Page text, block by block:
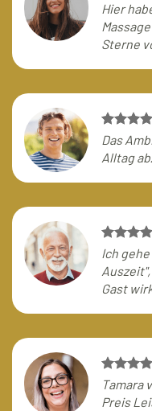
Hier
Sterne
Das
Alltag
Ich
Gast
Tamara
Preis